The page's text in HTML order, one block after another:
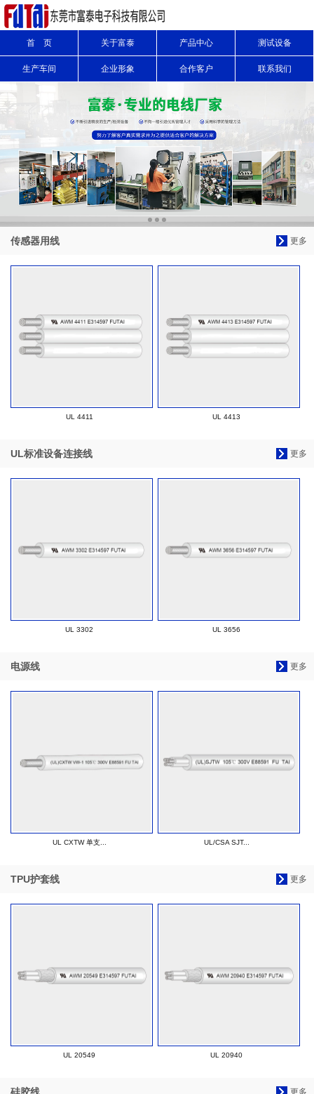
首 页 关于富泰 产品中心 测试设备
生产车间 企业形象 合作客户 联系我们
更多
传感器用线
UL 4411 UL 4413
更多
UL标准设备连接线
UL 3302 UL 3656
更多
电源线
UL CXTW 单支... UL/CSA SJT...
更多
TPU护套线
UL 20549 UL 20940
更多
硅胶线
信息搜索
搜索